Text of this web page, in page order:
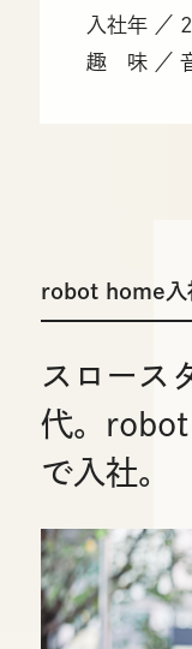
入社年 ／
趣 味 ／
robot home入
スロース
代。 robot
で入社。